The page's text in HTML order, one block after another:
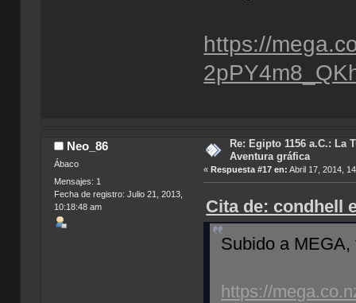
https://
Neo_86
Ábaco
Mensajes: 1
Fecha de registro: Julio 21, 2013,
10:18:48 am
Re: Egipto 1156 a.C.: La
Aventura gráfica
«Respuesta #17 en: Abril 17, 2014,
Cita de: condhell
Subido a
https://